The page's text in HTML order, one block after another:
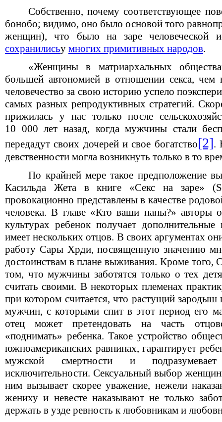
Собственно, почему соответствующее
бонобо; видимо, оно было основой того
женщин), что было на заре человеческой
сохранилисьу многих примитивных народов.
«Женщины в матриархальных
большей автономией в отношении секса,
человечество за свою историю успело
самых разных репродуктивных стратегий.
прижилась у нас только после
10 000 лет назад, когда мужчины стали
передадут своих дочерей и свое богатство[2].
девственности могла возникнуть только в то
По крайней мере такое предположение
Касильда Жета в книге «Секс на заре»
провокационно представлены в качестве
человека. В главе «Кто ваши папы?» авторы
культурах ребенок получает
имеет нескольких отцов. В своих аргументах
работу Сары Хрди, посвященную значению
достоинствам в плане выживания. Кроме того,
том, что мужчины заботятся только о тех
считать своими. В некоторых племенах
при котором считается, что растущий зародыш
мужчин, с которыми спит в этот период его
отец может претендовать на часть
«поднимать» ребенка. Такое устройство
южноамериканских равнинах, гарантирует
мужской смертности и
исключительности. Сексуальный выбор
ним вызывает скорее уважение, нежели
жениху и невесте наказывают не только
держать в узде ревность к любовникам и